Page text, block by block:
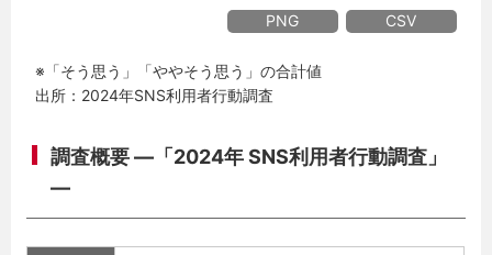
PNG CSV
※「そう思う」「ややそう思う」の合計値
出所：2024年SNS利用者行動調査
調査概要 ―「2024年 SNS利用者行動調査」
―